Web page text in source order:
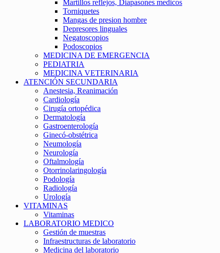
Martillos reflejos, Diapasones medicos
Torniquetes
Mangas de presion hombre
Depresores linguales
Negatoscopios
Podoscopios
MEDICINA DE EMERGENCIA
PEDIATRIA
MEDICINA VETERINARIA
ATENCIÓN SECUNDARIA
Anestesia, Reanimación
Cardiología
Cirugía ortopédica
Dermatología
Gastroenterología
Ginecó-obstétrica
Neumología
Neurología
Oftalmología
Otorrinolaringología
Podología
Radiología
Urología
VITAMINAS
Vitaminas
LABORATORIO MEDICO
Gestión de muestras
Infraestructuras de laboratorio
Medicina del laboratorio